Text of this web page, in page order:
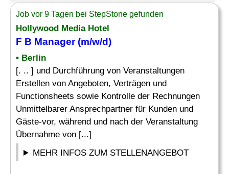
Job vor 9 Tagen bei StepStone gefunden
Hollywood Media Hotel
F B Manager(m/w/d)
• Berlin
[. .. ] und Durchführung von Veranstaltungen
Erstellen von Angeboten, Verträgen und
Functionsheets sowie Kontrolle der Rechnungen
Unmittelbarer Ansprechpartner für Kunden und
Gäste-vor, während und nach der Veranstaltung
Übernahme von [...]
MEHR INFOS ZUM STELLENANGEBOT